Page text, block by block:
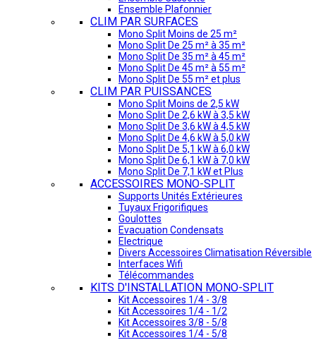
Ensemble Plafonnier
CLIM PAR SURFACES
Mono Split Moins de 25 m²
Mono Split De 25 m² à 35 m²
Mono Split De 35 m² à 45 m²
Mono Split De 45 m² à 55 m²
Mono Split De 55 m² et plus
CLIM PAR PUISSANCES
Mono Split Moins de 2,5 kW
Mono Split De 2,6 kW à 3,5 kW
Mono Split De 3,6 kW à 4,5 kW
Mono Split De 4,6 kW à 5,0 kW
Mono Split De 5,1 kW à 6,0 kW
Mono Split De 6,1 kW à 7,0 kW
Mono Split De 7,1 kW et Plus
ACCESSOIRES MONO-SPLIT
Supports Unités Extérieures
Tuyaux Frigorifiques
Goulottes
Evacuation Condensats
Electrique
Divers Accessoires Climatisation Réversible
Interfaces Wifi
Télécommandes
KITS D'INSTALLATION MONO-SPLIT
Kit Accessoires 1/4 - 3/8
Kit Accessoires 1/4 - 1/2
Kit Accessoires 3/8 - 5/8
Kit Accessoires 1/4 - 5/8